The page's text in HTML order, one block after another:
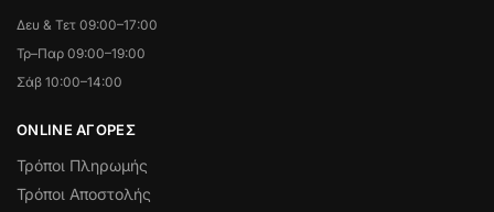
Δευ & Τετ 09:00–17:00
Τρ–Παρ 09:00–19:00
Σάβ 10:00–14:00
ONLINE ΑΓΟΡΕΣ
Τρόποι Πληρωμής
Τρόποι Αποστολής